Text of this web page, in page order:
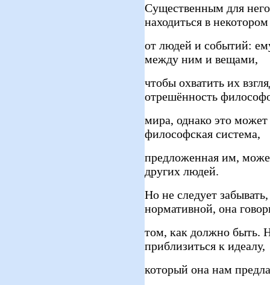
Существенным для него
находиться в
от людей и событий:
между ним и вещами,
чтобы охватить их
отрешённость
мира, однако это
философская система,
предложенная им,
других людей.
Но не следует
нормативной, она
том, как должно быть.
приблизиться к идеалу,
который она нам